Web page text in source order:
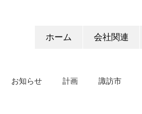
ホーム 会社関連
お知らせ 計画 諏訪市